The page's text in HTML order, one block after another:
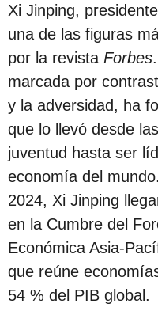
c
i
ó
n
2
a
ñ
o
s
d
e
s
d
Xi Jinping,
una de las figuras
por la revista Forbes
marcada por
y la adversidad, ha
que lo llevó desde
juventud hasta ser
economía del
2024, Xi Jinping
en la Cumbre del
Económica Asia-
que reúne
54 % del PIB global.